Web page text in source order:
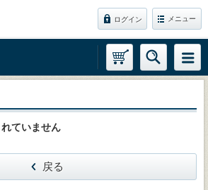
ログイン メニュー
ていません
戻る